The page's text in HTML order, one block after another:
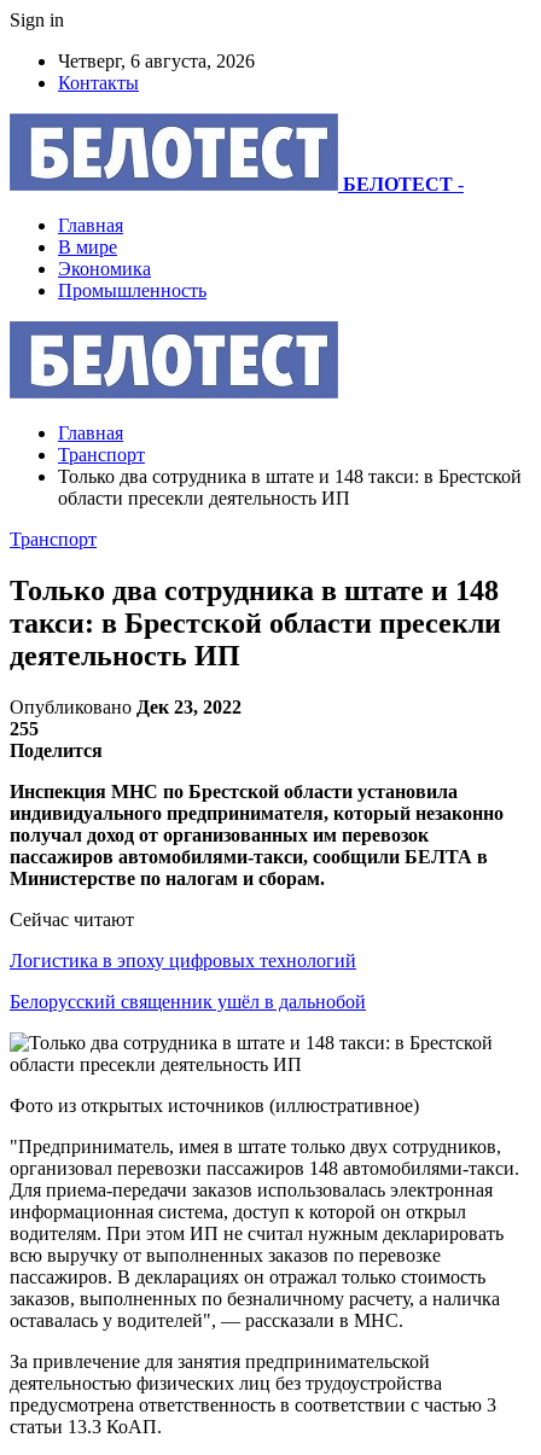
Sign in
Четверг, 6 августа, 2026
Контакты
БЕЛОТЕСТ -
Главная
В мире
Экономика
Промышленность
Главная
Транспорт
Только два сотрудника в штате и 148 такси: в Брестской
области пресекли деятельность ИП
Транспорт
Только два сотрудника в штате и 148
такси: в Брестской области пресекли
деятельность ИП
Опубликовано Дек 23, 2022
255
Поделится
Инспекция МНС по Брестской области установила
индивидуального предпринимателя, который незаконно
получал доход от организованных им перевозок
пассажиров автомобилями-такси, сообщили БЕЛТА в
Министерстве по налогам и сборам.
Сейчас читают
Логистика в эпоху цифровых технологий
Белорусский священник ушёл в дальнобой
Фото из открытых источников (иллюстративное)
"Предприниматель, имея в штате только двух сотрудников,
организовал перевозки пассажиров 148 автомобилями-такси.
Для приема-передачи заказов использовалась электронная
информационная система, доступ к которой он открыл
водителям. При этом ИП не считал нужным декларировать
всю выручку от выполненных заказов по перевозке
пассажиров. В декларациях он отражал только стоимость
заказов, выполненных по безналичному расчету, а наличка
оставалась у водителей", — рассказали в МНС.
За привлечение для занятия предпринимательской
деятельностью физических лиц без трудоустройства
предусмотрена ответственность в соответствии с частью 3
статьи 13.3 КоАП.